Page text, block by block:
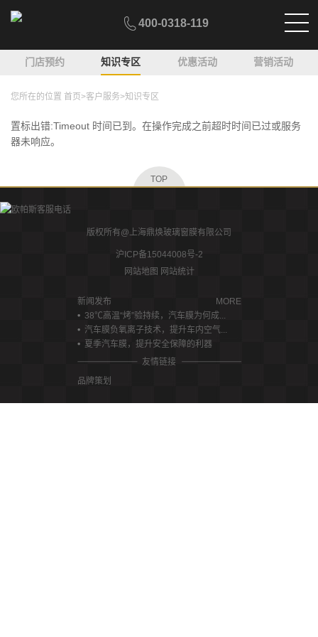
400-0318-119
门店预约 知识专区 优惠活动 营销活动
您所在的位置 首页>客户服务>知识专区
置标出错:Timeout 时间已到。在操作完成之前超时时间已过或服务
器未响应。
TOP
版权所有@上海鼎焕玻璃窗膜有限公司
沪ICP备15044008号-2
网站地图 网站统计
新闻发布
MORE
38℃高温“烤”验持续，汽车膜为何成...
汽车膜负氧离子技术，提升车内空气...
夏季汽车膜，提升安全保障的利器
友情链接
品牌策划